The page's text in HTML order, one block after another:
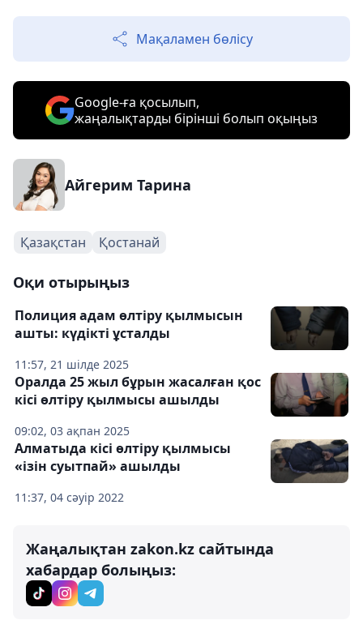
Мақаламен бөлісу
Google-ға қосылып,
жаңалықтарды бірінші болып оқыңыз
Айгерим Тарина
Қазақстан Қостанай
Оқи отырыңыз
11:57, 21 шілде 2025
Полиция адам өлтіру қылмысын
ашты: күдікті ұсталды
09:02, 03 ақпан 2025
Оралда 25 жыл бұрын жасалған қос
кісі өлтіру қылмысы ашылды
11:37, 04 сәуір 2022
Алматыда кісі өлтіру қылмысы
«ізін суытпай» ашылды
Жаңалықтан zakon.kz сайтында
хабардар болыңыз: